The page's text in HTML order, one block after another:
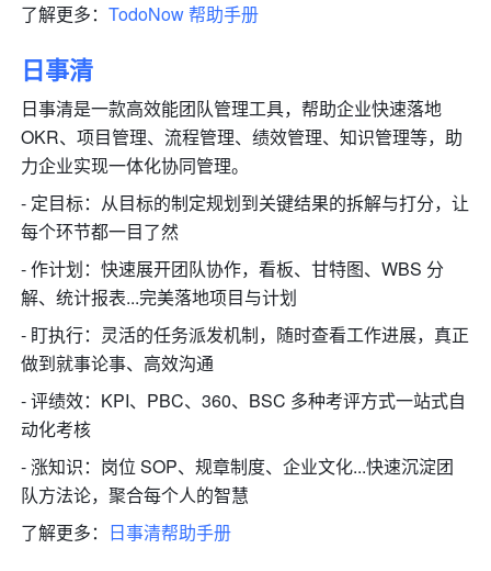
了解更多：TodoNow 帮助手册
日事清
日事清是一款高效能团队管理工具，帮助企业快速落地
OKR、项目管理、流程管理、绩效管理、知识管理等，助
力企业实现一体化协同管理。
- 定目标：从目标的制定规划到关键结果的拆解与打分，让
每个环节都一目了然
- 作计划：快速展开团队协作，看板、甘特图、WBS 分
解、统计报表...完美落地项目与计划
- 盯执行：灵活的任务派发机制，随时查看工作进展，真正
做到就事论事、高效沟通
- 评绩效：KPI、PBC、360、BSC 多种考评方式一站式自
动化考核
- 涨知识：岗位 SOP、规章制度、企业文化...快速沉淀团
队方法论，聚合每个人的智慧
了解更多： 日事清帮助手册